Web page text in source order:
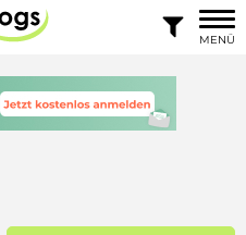

MENÜ